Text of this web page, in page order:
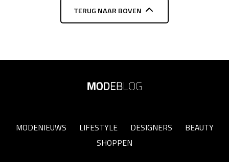
TERUG NAAR BOVEN
MODENIEUWS LIFESTYLE DESIGNERS
BEAUTY
SHOPPEN